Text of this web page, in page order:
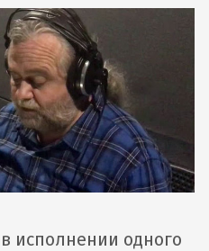
исполнении одного